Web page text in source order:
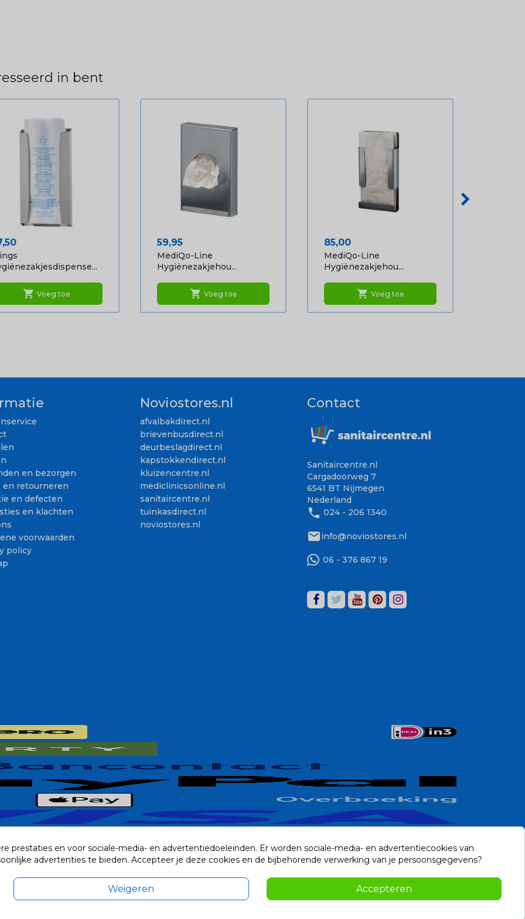
in bent
shopping_cart Voeg toe
Prijs
59,95
MediQo-Line
Hygiënezakjehou...
shopping_cart Voeg toe
Prijs
85,00
MediQo-Line
Hygiënezakjehou...
shopping_cart Voeg toe
en bezorgen
en retourneren
en defecten
en klachten
voorwaarden
policy
Noviostores.nl
afvalbakdirect.nl
brievenbusdirect.nl
deurbeslagdirect.nl
kapstokkendirect.nl
kluizencentre.nl
mediclinicsonline.nl
sanitaircentre.nl
tuinkasdirect.nl
noviostores.nl
Contact
Sanitaircentre.nl
Cargadoorweg 7
6541 BT Nijmegen
Nederland
phone 024 - 206 1340
mailinfo@noviostores.nl
06 - 376 867 19
eventuele verzendkosten.
© 2014-2026 Noviostores.nl. Alle rechten voorbehouden.
prestaties en voor sociale-media- en advertentiedoeleinden. Er worden sociale-media- en advertentiecookies van
advertenties te bieden. Accepteer je deze cookies en de bijbehorende verwerking van je persoonsgegevens?
Weigeren Accepteren